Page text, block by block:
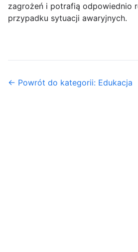
zagrożeń i potrafią odpowiednio
przypadku sytuacji awaryjnych.
← Powrót do kategorii: Edukacja